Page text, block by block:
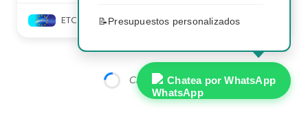
ETC INTERNATIONAL COLLEGE
Cargando más...
📝 Presupuestos personalizados
Chatea por WhatsApp